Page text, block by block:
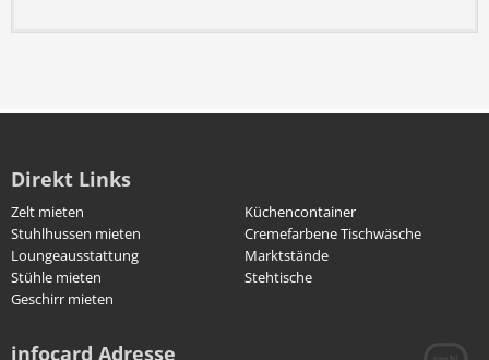
Direkt Links
Zelt mieten
Küchencontainer
Stuhlhussen mieten
Cremefarbene Tischwäsche
Loungeausstattung
Marktstände
Stühle mieten
Stehtische
Geschirr mieten
infocard Adresse